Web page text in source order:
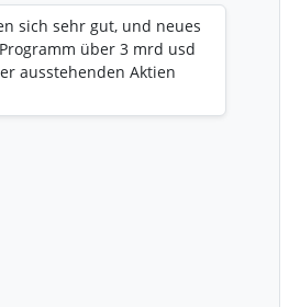
sich sehr gut, und neues
über 3 mrd usd
ausstehenden Aktien